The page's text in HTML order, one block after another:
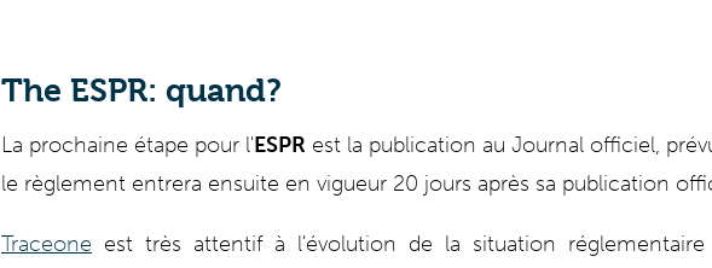
The ESPR: quand?
La prochaine étape pour l'ESPR est la publication au Journal officiel,
le règlement entrera ensuite en vigueur 20 jours après sa publication
Traceone est très attentif à l'évolution de la situation